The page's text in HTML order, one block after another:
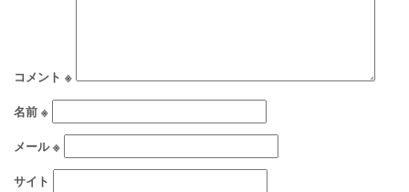
コメント ※
名前 ※
メール※
サイト